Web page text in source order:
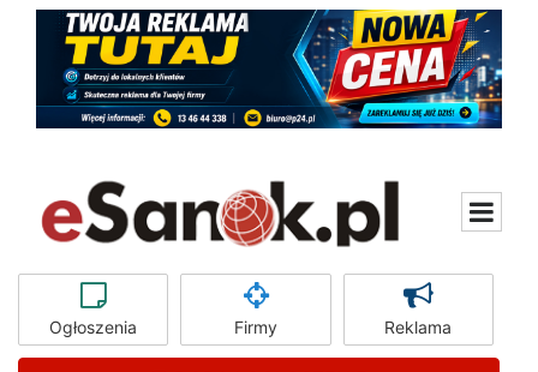
Ogłoszenia Firmy Reklama